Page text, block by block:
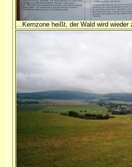
.Kernzone heißt, der Wald wird wieder